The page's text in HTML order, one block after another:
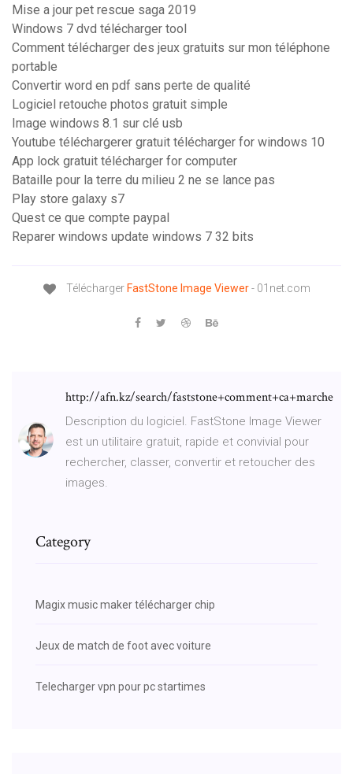
Mise a jour pet rescue saga 2019
Windows 7 dvd télécharger tool
Comment télécharger des jeux gratuits sur mon téléphone
portable
Convertir word en pdf sans perte de qualité
Logiciel retouche photos gratuit simple
Image windows 8.1 sur clé usb
Youtube téléchargerer gratuit télécharger for windows 10
App lock gratuit télécharger for computer
Bataille pour la terre du milieu 2 ne se lance pas
Play store galaxy s7
Quest ce que compte paypal
Reparer windows update windows 7 32 bits
Télécharger FastStone Image Viewer- 01net.com
http://afn.kz/search/faststone+comment+ca+marche
Description du logiciel. FastStone Image Viewer
est un utilitaire gratuit, rapide et convivial pour
rechercher, classer, convertir et retoucher des
images.
Category
Magix music maker télécharger chip
Jeux de match de foot avec voiture
Telecharger vpn pour pc startimes